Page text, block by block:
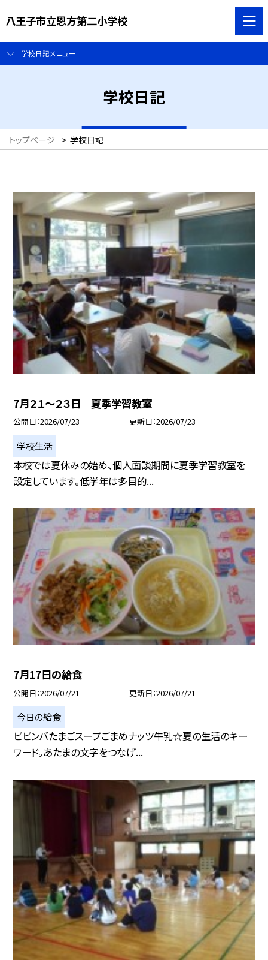
八王子市立恩方第二小学校
学校日記メニュー
学校日記
トップページ > 学校日記
7月２１～２３日 夏季学習教室
公開日 2026/07/23 更新日 2026/07/23
学校生活
本校では夏休みの始め、個人面談期間に夏季学習教室を
設定しています。低学年は多目的...
7月17日の給食
公開日 2026/07/21 更新日 2026/07/21
今日の給食
ビビンバたまごスープごまめナッツ牛乳☆夏の生活のキー
ワード。あたまの文字をつなげ...